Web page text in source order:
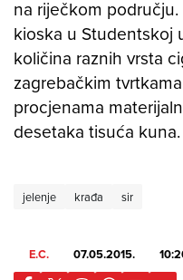
na riječkom
kioska u Studentskoj
količina raznih vrsta
zagrebačkim
procjenama
desetaka tisuća kuna.
jelenje krađa sir
E.C. 07.05.2015.